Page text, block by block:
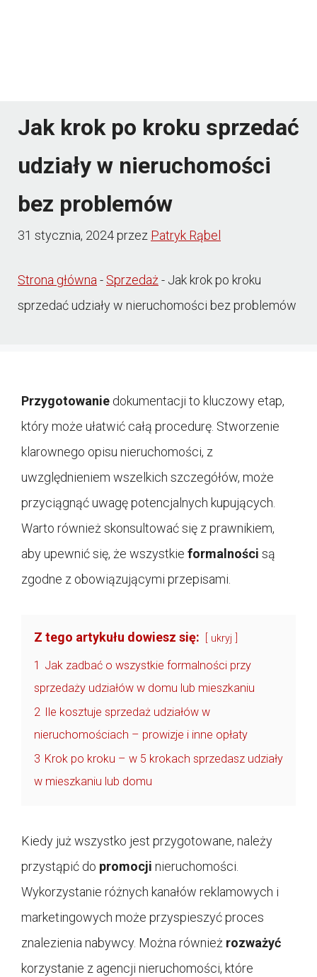
Jak krok po kroku sprzedać
udziały w nieruchomości
bez problemów
31 stycznia, 2024przez Patryk Rąbel
Strona główna- Sprzedaż- Jak krok po kroku
sprzedać udziały w nieruchomości bez problemów
Przygotowanie dokumentacji to kluczowy etap,
który może ułatwić całą procedurę. Stworzenie
klarownego opisu nieruchomości, z
uwzględnieniem wszelkich szczegółów, może
przyciągnąć uwagę potencjalnych kupujących.
Warto również skonsultować się z prawnikiem,
aby upewnić się, że wszystkie formalności są
zgodne z obowiązującymi przepisami.
Z tego artykułu dowiesz się: ukryj
1 Jak zadbać o wszystkie formalności przy
sprzedaży udziałów w domu lub mieszkaniu
2 Ile kosztuje sprzedaż udziałów w
nieruchomościach – prowizje i inne opłaty
3 Krok po kroku – w 5 krokach sprzedasz udziały
w mieszkaniu lub domu
Kiedy już wszystko jest przygotowane, należy
przystąpić do promocji nieruchomości.
Wykorzystanie różnych kanałów reklamowych i
marketingowych może przyspieszyć proces
znalezienia nabywcy. Można również rozważyć
korzystanie z agencji nieruchomości, które